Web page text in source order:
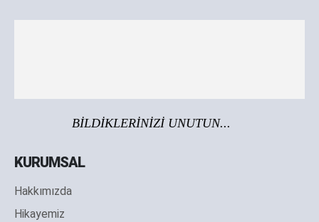
BİLDİKLERİNİZİ UNUTUN...
KURUMSAL
Hakkımızda
Hikayemiz